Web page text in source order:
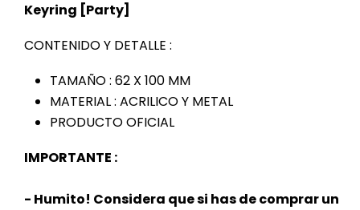
Keyring [Party]
CONTENIDO Y DETALLE :
TAMAÑO : 62 X 100 MM
MATERIAL : ACRILICO Y METAL
PRODUCTO OFICIAL
IMPORTANTE :
- Humito! Considera que si has de comprar un